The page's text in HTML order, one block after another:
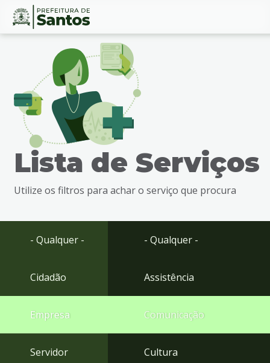
Ir
busca
Ir
Conteúdo
Lista de Serviços
Utilize os filtros para achar o serviço que procura
- Qualquer -
Cidadão
Empresa
Servidor
- Qualquer -
Assistência
Comunicação
Cultura